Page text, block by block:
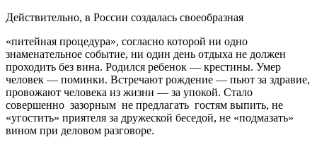
Действительно, в России создалась своеобразная
«питейная процедура», согласно которой ни одно
знаменательное событие, ни один день отдыха не должен
проходить без вина. Родился ребенок — крестины. Умер
человек — поминки. Встречают рождение — пьют за здравие,
провожают человека из жизни — за упокой. Стало
совершенно зазорным не предлагать гостям выпить, не
«угостить» приятеля за дружеской беседой, не «подмазать»
вином при деловом разговоре.